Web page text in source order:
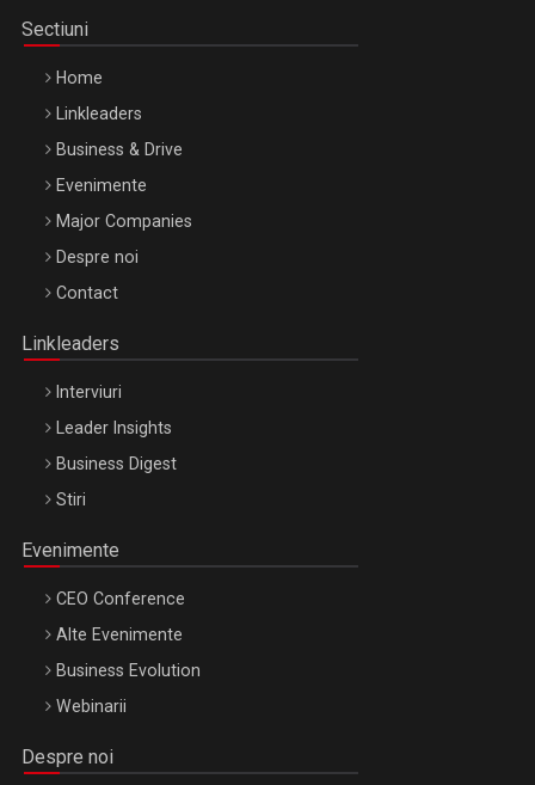
Be Inspired. Make it Happen!, ARTEMIS LETO, ORADEA, 8
Octombrie
Sectiuni
Home
Linkleaders
Business & Drive
Evenimente
Major Companies
Despre noi
Contact
Linkleaders
Interviuri
Leader Insights
Business Digest
Stiri
Evenimente
CEO Conference
Alte Evenimente
Business Evolution
Webinarii
Despre noi